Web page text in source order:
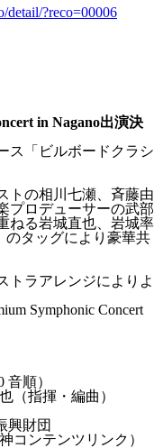
detail/?reco=00006
in Nagano出演決
ス「ビルボードクラシ
トの相川七瀬、斉藤由
プロデューサーの武部
ねる岩城直也、岩城率
のタッグにより豪華共
トラアレンジによりよ
Symphonic Concert
順）
（指揮・編曲）
興財団
コンテンツリンク）